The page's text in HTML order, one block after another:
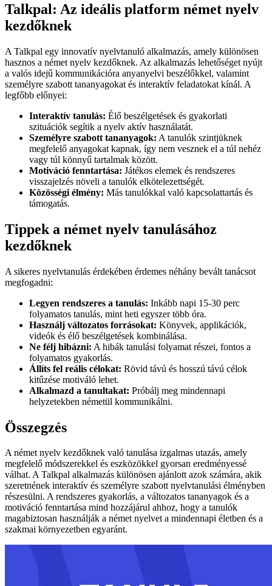
Talkpal: Az ideális platform német nyelv
kezdőknek
A Talkpal egy innovatív nyelvtanuló alkalmazás, amely különösen
hasznos a német nyelv kezdőknek. Az alkalmazás lehetőséget nyújt
a valós idejű kommunikációra anyanyelvi beszélőkkel, valamint
személyre szabott tananyagokat és interaktív feladatokat kínál. A
legfőbb előnyei:
Interaktív tanulás: Élő beszélgetések és gyakorlati
szituációk segítik a nyelv aktív használatát.
Személyre szabott tananyagok: A tanulók szintjüknek
megfelelő anyagokat kapnak, így nem vesznek el a túl nehéz
vagy túl könnyű tartalmak között.
Motiváció fenntartása: Játékos elemek és rendszeres
visszajelzés növeli a tanulók elkötelezettségét.
Közösségi élmény: Más tanulókkal való kapcsolattartás és
támogatás.
Tippek a német nyelv tanulásához
kezdőknek
A sikeres nyelvtanulás érdekében érdemes néhány bevált tanácsot
megfogadni:
Legyen rendszeres a tanulás: Inkább napi 15-30 perc
folyamatos tanulás, mint heti egyszer több óra.
Használj változatos forrásokat: Könyvek, applikációk,
videók és élő beszélgetések kombinálása.
Ne félj hibázni: A hibák tanulási folyamat részei, fontos a
folyamatos gyakorlás.
Állíts fel reális célokat: Rövid távú és hosszú távú célok
kitűzése motiváló lehet.
Alkalmazd a tanultakat: Próbálj meg mindennapi
helyzetekben németül kommunikálni.
Összegzés
A német nyelv kezdőknek való tanulása izgalmas utazás, amely
megfelelő módszerekkel és eszközökkel gyorsan eredményessé
válhat. A Talkpal alkalmazás különösen ajánlott azok számára, akik
szeretnének interaktív és személyre szabott nyelvtanulási élményben
részesülni. A rendszeres gyakorlás, a változatos tananyagok és a
motiváció fenntartása mind hozzájárul ahhoz, hogy a tanulók
magabiztosan használják a német nyelvet a mindennapi életben és a
szakmai környezetben egyaránt.